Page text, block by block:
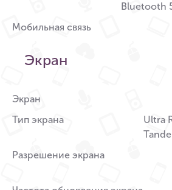
Bluetooth
Мобильная связь
Экран
Экран
Тип экрана
Ultra
Разрешение экрана